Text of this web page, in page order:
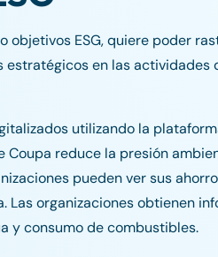
objetivos ESG, quiere poder
en las
utilizando la
Coupa reduce la presión
pueden ver sus
organizaciones obtienen
y consumo de combustibles.